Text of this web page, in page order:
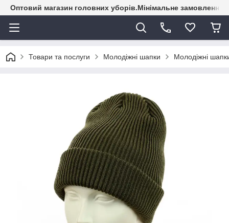
Оптовий магазин головних уборів.Мінімальне замовлення
Товари та послуги Молодіжні шапки Молодіжні